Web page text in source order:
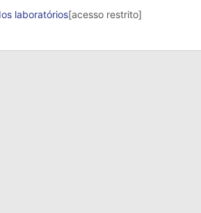
laboratórios[acesso restrito]